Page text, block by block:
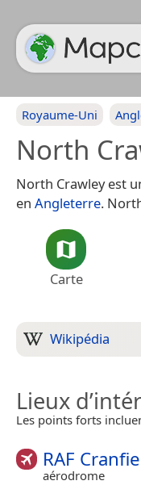
Royaume-Uni
North
North Crawley est
en Angleterre.
Carte
Wikipédia
Lieux
Les points forts
RAF
aérodrome